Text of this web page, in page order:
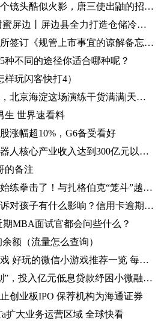
风笑天和唐三战斗，三个镜头酷似火影，唐三使出鼬的招牌动作 速看料
今日热搜：山水家园 甜蜜屏边丨屏边县全力打造仓储冷链保障“云品”出滇
香港证监会与香港联交所签订《规管上市事宜的谅解备忘录》第二份补充文件 天天日报
种不同的途径你适合哪种呢？
玩闪客快打4）
从以演促练到以练筑防，北京海淀这场演练干货满满|天天实时
生 世界速看料
涨幅超10%，G6备受看好
北京：到2025年全市机器人核心产业收入达到300亿元以上-全球新消息
的备注
微速讯：马斯克真的开始练拳击了！与扎格伯克“笼斗”越来越真
讯息：信用卡逾期被起诉对孩子有什么影响？信用卡逾期后被起诉会坐牢吗？|当前关注
MBA面试官都会问些什么？
额（流量怎么查询）
最好玩的微信小程序游戏 好玩的微信小游戏推荐一览 每日观点
滴滴金融启动“滴灌计划”，投入亿元低息贷款纾困小微融资难
创业板IPO 保荐机构为海通证券
扩大业务运营区域 全球快看